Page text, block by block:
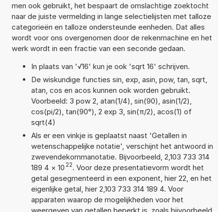
men ook gebruikt, het bespaart de omslachtige zoektocht
naar de juiste vermelding in lange selectielijsten met talloze
categorieën en talloze ondersteunde eenheden. Dat alles
wordt voor ons overgenomen door de rekenmachine en het
werk wordt in een fractie van een seconde gedaan.
In plaats van '√16' kun je ook 'sqrt 16' schrijven.
De wiskundige functies sin, exp, asin, pow, tan, sqrt,
atan, cos en acos kunnen ook worden gebruikt.
Voorbeeld: 3 pow 2, atan(1/4), sin(90), asin(1/2),
cos(pi/2), tan(90°), 2 exp 3, sin(π/2), acos(1) of
sqrt(4)
Als er een vinkje is geplaatst naast 'Getallen in
wetenschappelijke notatie', verschijnt het antwoord in
zwevendekommanotatie. Bijvoorbeeld, 2,103 733 314
189 4 × 10 22. Voor deze presentatievorm wordt het
getal gesegmenteerd in een exponent, hier 22, en het
eigenlijke getal, hier 2,103 733 314 189 4. Voor
apparaten waarop de mogelijkheden voor het
weergeven van getallen beperkt is, zoals bijvoorbeeld